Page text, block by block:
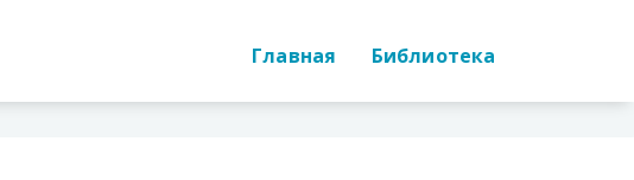
Главная Библиотека